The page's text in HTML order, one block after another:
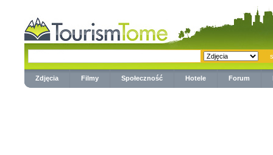
Zdjęcia Filmy Społeczność Hotele Forum